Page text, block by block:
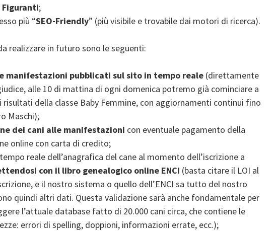
Figuranti;
più “SEO-Friendly” (più visibile e trovabile dai motori di ricerca).
realizzare in futuro sono le seguenti:
manifestazioni pubblicati sul sito in tempo reale (direttamente
alle 10 di mattina di ogni domenica potremo già cominciare a
risultati della classe Baby Femmine, con aggiornamenti continui fino
Maschi);
dei cani alle manifestazioni con eventuale pagamento della
online con carta di credito;
reale dell’anagrafica del cane al momento dell’iscrizione a
con il libro genealogico online ENCI (basta citare il LOI al
e il nostro sistema o quello dell’ENCI sa tutto del nostro
quindi altri dati. Questa validazione sarà anche fondamentale per
l’attuale database fatto di 20.000 cani circa, che contiene le
errori di spelling, doppioni, informazioni errate, ecc.);